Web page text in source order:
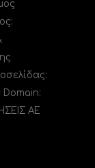
Domain:
ΑΕ